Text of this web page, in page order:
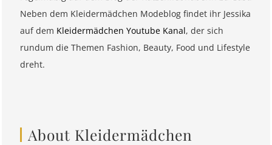
Neben dem Kleidermädchen Modeblog findet ihr Jessika
auf dem Kleidermädchen Youtube Kanal, der sich
rundum die Themen Fashion, Beauty, Food und Lifestyle
dreht.
About Kleidermädchen